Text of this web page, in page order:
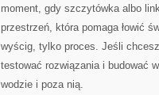
moment, gdy szczytówka albo
przestrzeń, która pomaga łowić
wyścig, tylko proces. Jeśli
testować rozwiązania i budować
wodzie i poza nią.